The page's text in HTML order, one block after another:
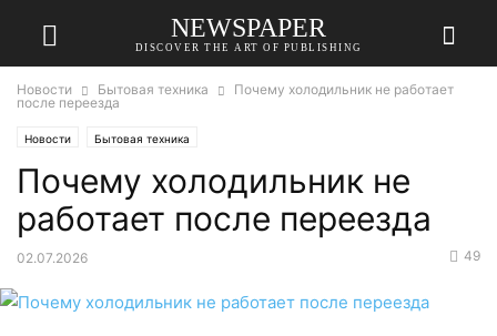
NEWSPAPER
DISCOVER THE ART OF PUBLISHING
Новости Бытовая техника
Почему холодильник не работает
после переезда
Новости Бытовая техника
Почему холодильник не
работает после переезда
02.07.2026 49